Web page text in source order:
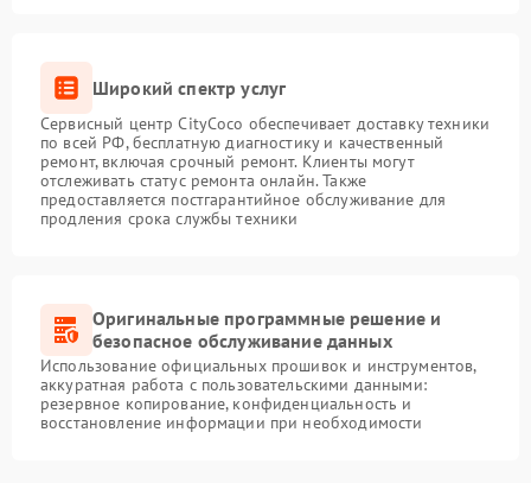
Широкий спектр услуг
Сервисный центр CityCoco обеспечивает доставку техники
по всей РФ, бесплатную диагностику и качественный
ремонт, включая срочный ремонт. Клиенты могут
отслеживать статус ремонта онлайн. Также
предоставляется постгарантийное обслуживание для
продления срока службы техники
Оригинальные программные решение и
безопасное обслуживание данных
Использование официальных прошивок и инструментов,
аккуратная работа с пользовательскими данными:
резервное копирование, конфиденциальность и
восстановление информации при необходимости